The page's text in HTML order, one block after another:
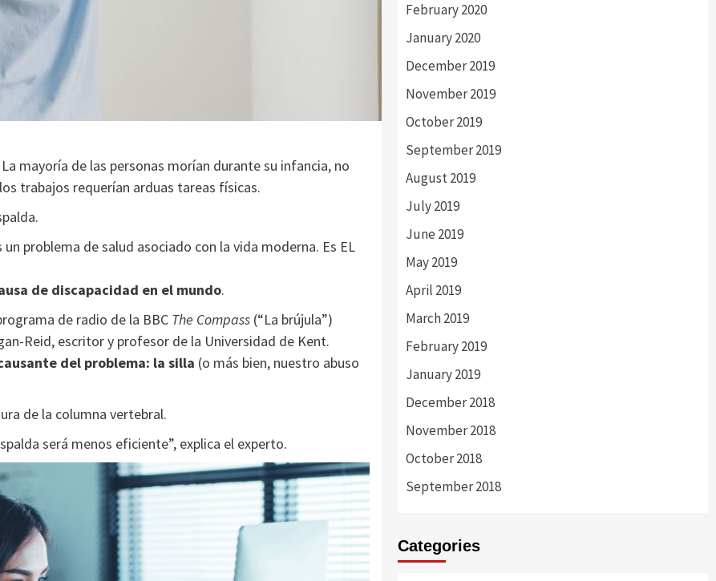
mayoría de las personas morían durante su infancia, no
trabajos requerían arduas tareas físicas.
problema de salud asociado con la vida moderna. Es EL
de discapacidad en el mundo.
de radio de la BBC The Compass (“La brújula”)
Reid, escritor y profesor de la Universidad de Kent.
del problema: la silla (o más bien, nuestro abuso
de la columna vertebral.
será menos eficiente”, explica el experto.
February 2020
January 2020
December 2019
November 2019
October 2019
September 2019
August 2019
July 2019
June 2019
May 2019
April 2019
March 2019
February 2019
January 2019
December 2018
November 2018
October 2018
September 2018
Categories